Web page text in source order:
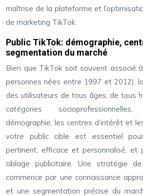
maîtrise de la plateforme et
de marketing TikTok.
Public TikTok: démographie,
segmentation du marché
Bien que TikTok soit souvent associé
personnes nées entre 1997 et 2012),
des utilisateurs de tous âges, de tous
catégories
démographie, les centres d’intérêt et
votre public cible est essentiel
pertinent, efficace et personnalisé, et
ciblage publicitaire. Une stratégie
commence par une connaissance
et une segmentation précise du